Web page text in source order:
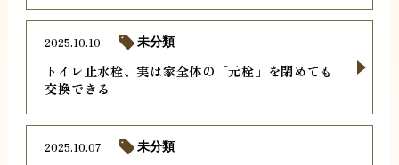
トイレ止水栓、実は家全体の「元栓」を閉めても
交換できる
2025.10.10 未分類
2025.10.07 未分類